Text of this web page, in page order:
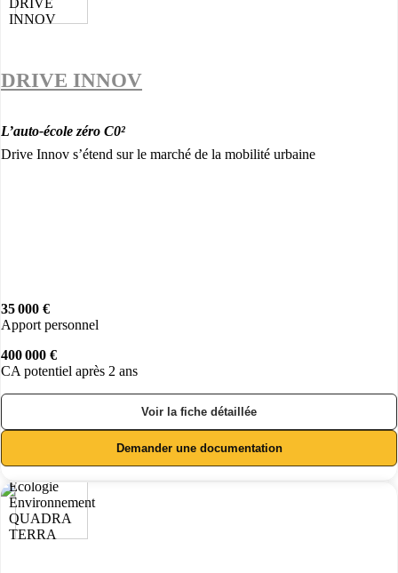
DRIVE INNOV
L’auto-école zéro C0²
Drive Innov s’étend sur le marché de la mobilité urbaine
35 000 €
Apport personnel
400 000 €
CA potentiel après 2 ans
Voir la fiche détaillée
Demander une documentation